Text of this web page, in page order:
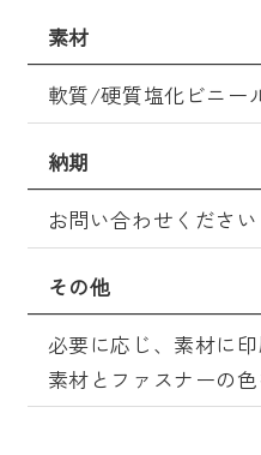
素材
軟質/硬質塩化ビニー
納期
お問い合わせください
その他
必要に応じ、素材に印
素材とファスナーの色